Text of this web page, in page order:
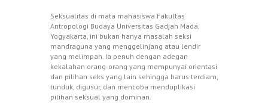
Seksualitas di mata mahasiswa Fakultas
Antropologi Budaya Universitas Gadjah Mada,
Yogyakarta, ini bukan hanya masalah seksi
mandraguna yang menggelinjang atau lendir
yang melimpah. Ia penuh dengan adegan
kekalahan orang-orang yang mempunyai orientasi
dan pilihan seks yang lain sehingga harus terdiam,
tunduk, digusur, dan mencoba menduplikasi
pilihan seksual yang dominan.